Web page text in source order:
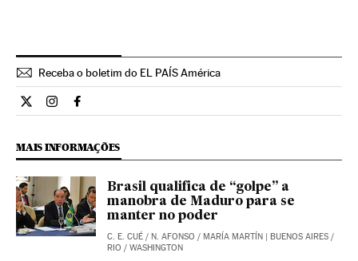
Receba o boletim do EL PAÍS América
Opiniao El País Brasil en Twitter
Opiniao El País Brasil en Instagram
Opiniao El País Brasil en Facebook
MAIS INFORMAÇÕES
Brasil qualifica de “golpe” a
manobra de Maduro para se
manter no poder
C. E. CUÉ / N. AFONSO / MARÍA MARTÍN | BUENOS AIRES /
RIO / WASHINGTON